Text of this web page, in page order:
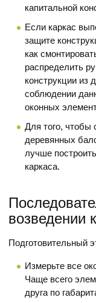
капитальной
Если каркас
защите
как
распределить
конструкции из
соблюдении
оконных
Для того, чтобы
деревянных
лучше
каркаса.
возведении
Подготовительный
Измерьте все
Чаще всего
друга по